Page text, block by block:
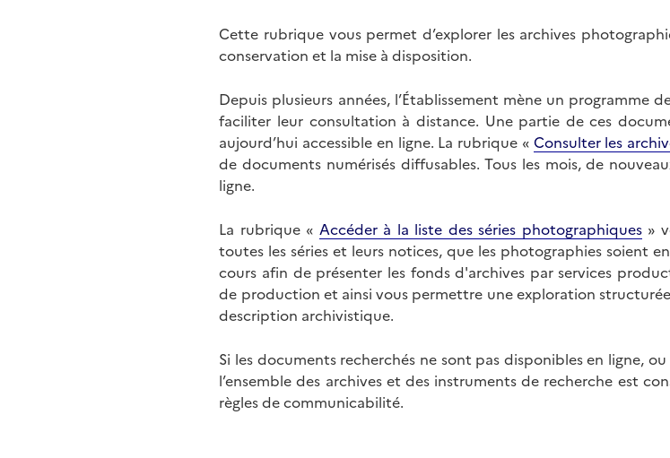
Cette rubrique vous permet d’explorer les archives
conservation et la mise à disposition.
Depuis plusieurs années, l’Établissement mène un programme
faciliter leur consultation à distance. Une partie de ces
aujourd’hui accessible en ligne. La rubrique « Consulter les
de documents numérisés diffusables. Tous les mois, de
ligne.
La rubrique « Accéder à la liste des séries photographiques»
toutes les séries et leurs notices, que les photographies soient
cours afin de présenter les fonds d'archives par services
de production et ainsi vous permettre une exploration
description archivistique.
Si les documents recherchés ne sont pas disponibles en ligne,
l’ensemble des archives et des instruments de recherche est
règles de communicabilité.